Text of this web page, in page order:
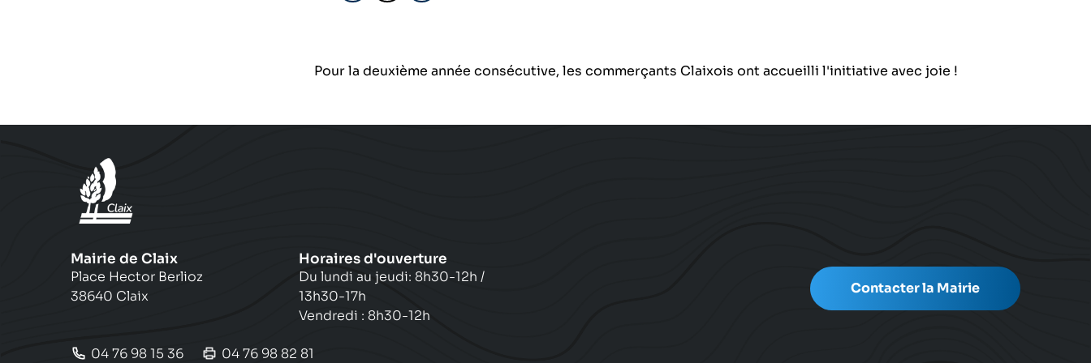
Pour la deuxième année consécutive, les commerçants Claixois ont accueilli l'initiative avec joie !
Mairie de Claix
Place Hector Berlioz
38640 Claix
Horaires d'ouverture
Du lundi au jeudi: 8h30-12h /
13h30-17h
Vendredi : 8h30-12h
04 76 98 15 36 04 76 98 82 81
Contacter la Mairie